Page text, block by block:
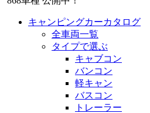
キャンピングカーカタログ
全車両一覧
タイプで選ぶ
キャブコン
バンコン
軽キャン
バスコン
トレーラー